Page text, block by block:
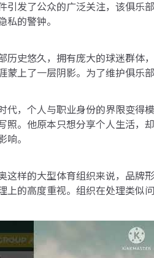
引发了公众的广泛关注，该俱乐
私的警钟。
历史悠久，拥有庞大的球迷群体
蒙上了一层阴影。为了维护俱乐
代，个人与职业身份的界限变得模
照。他原本只想分享个人生活，
响。
这样的大型体育组织来说，品牌
上的高度重视。组织在处理类似